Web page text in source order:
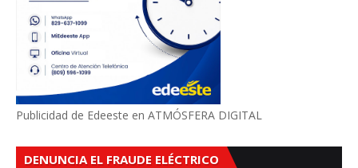
Publicidad de Edeeste en ATMÓSFERA DIGITAL
DENUNCIA EL FRAUDE ELÉCTRICO